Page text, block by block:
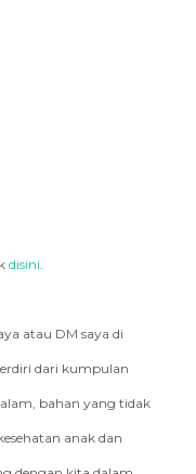
disini
atau DM saya di
dari kumpulan
bahan yang tidak
anak dan